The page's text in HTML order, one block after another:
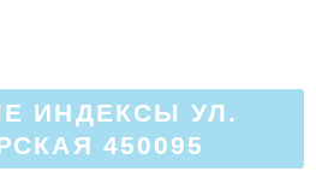
ИНДЕКСЫ УЛ.
450095